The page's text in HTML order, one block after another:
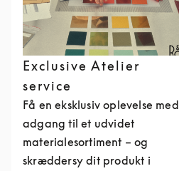
Exclusive Atelier
service
Få en eksklusiv oplevelse med
adgang til et udvidet
materialesortiment – og
skræddersy dit produkt i